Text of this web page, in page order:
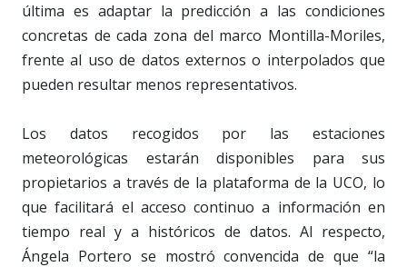
última es adaptar la predicción a las condiciones
concretas de cada zona del marco Montilla-Moriles,
frente al uso de datos externos o interpolados que
pueden resultar menos representativos.
Los datos recogidos por las estaciones
meteorológicas estarán disponibles para sus
propietarios a través de la plataforma de la UCO, lo
que facilitará el acceso continuo a información en
tiempo real y a históricos de datos. Al respecto,
Ángela Portero se mostró convencida de que “la